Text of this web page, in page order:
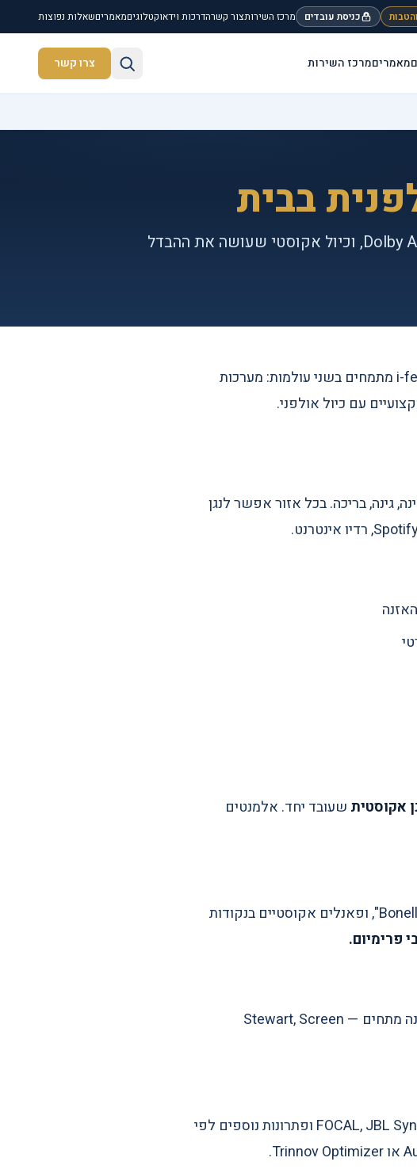
כניסת עובדים מרכז השירותצור קשרהדרכות וידאוקטלוגיםמאמריםשאלות נפוצות
מאמריםמרכז השירות
חיפוש באתר
צרו קשר
בבית
מערכות multi-room ל-מוזיקה בכל הבית, חדרי קולנוע ביתי מקצועיים עם Dolby Atmos, וכיול אקוסטי שעושה את ההבדל
. אנחנו ב-i-feel מתמחים בשני עולמות: מערכות
אקוסטית שעובד יחד. אלמנטים
טיפול בגלי קול חוזרים, בידוד החדר מהבית, יחס אורך/רוחב/גובה לפי "Bonello Criterion", ופאנלים אקוסטיים בנקודות
פרימיום.
לחדרי קולנוע ביתי. מסכי הקרנה מתחים — Stewart, Screen
7 רמקולים תחתונים + 1 subwoofer + 4 רמקולי תקרה (Atmos). מותגים: FOCAL, JBL Synthesis ופתרונות נוספים לפי